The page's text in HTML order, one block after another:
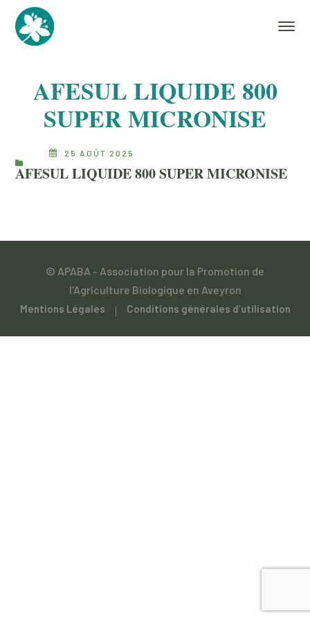
AFESUL LIQUIDE 800
SUPER MICRONISE
25 AOÛT 2025
AFESUL LIQUIDE 800 SUPER MICRONISE
© APABA - Association pour la Promotion de
l'Agriculture Biologique en Aveyron
Mentions Légales Conditions générales d’utilisation